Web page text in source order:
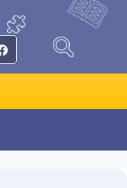
Facebook